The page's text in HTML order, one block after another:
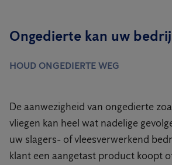
Ongedierte kan uw
HOUD ONGEDIERTE WEG
De aanwezigheid van ongedierte
vliegen kan heel wat nadelige
uw slagers- of vleesverwerkend
klant een aangetast product koopt